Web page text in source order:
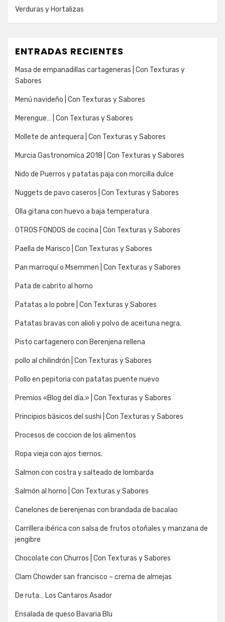
Verduras y Hortalizas
ENTRADAS RECIENTES
Masa de empanadillas cartageneras | Con Texturas y
Sabores
Menú navideño | Con Texturas y Sabores
Merengue… | Con Texturas y Sabores
Mollete de antequera | Con Texturas y Sabores
Murcia Gastronomíca 2018 | Con Texturas y Sabores
Nido de Puerros y patatas paja con morcilla dulce
Nuggets de pavo caseros | Con Texturas y Sabores
Olla gitana con huevo a baja temperatura
OTROS FONDOS de cocina | Con Texturas y Sabores
Paella de Marisco | Con Texturas y Sabores
Pan marroquí o Msemmen | Con Texturas y Sabores
Pata de cabrito al horno
Patatas a lo pobre | Con Texturas y Sabores
Patatas bravas con alioli y polvo de aceituna negra.
Pisto cartagenero con Berenjena rellena
pollo al chilindrón | Con Texturas y Sabores
Pollo en pepitoria con patatas puente nuevo
Premios «Blog del día.» | Con Texturas y Sabores
Principios básicos del sushi | Con Texturas y Sabores
Procesos de coccion de los alimentos
Ropa vieja con ajos tiernos.
Salmon con costra y salteado de lombarda
Salmón al horno | Con Texturas y Sabores
Canelones de berenjenas con brandada de bacalao
Carrillera ibérica con salsa de frutos otoñales y manzana de
jengibre
Chocolate con Churros | Con Texturas y Sabores
Clam Chowder san francisco – crema de almejas
De ruta… Los Cantaros Asador
Ensalada de queso Bavaria Blu